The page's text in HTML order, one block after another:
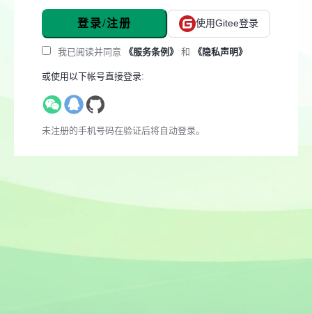
登录/注册 使用Gitee登录
我已阅读并同意 《服务条例》 和 《隐私声明》
或使用以下帐号直接登录:
未注册的手机号码在验证后将自动登录。